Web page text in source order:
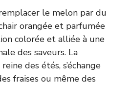
le melon par du
orangée et parfumée
colorée et alliée à une
des saveurs. La
des étés, s’échange
fraises ou même des